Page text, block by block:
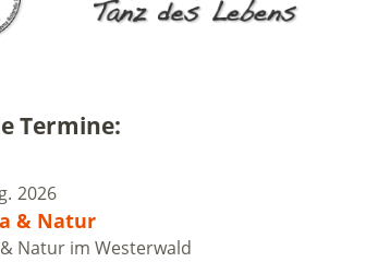
Termine:
2026
& Natur
Natur im Westerwald